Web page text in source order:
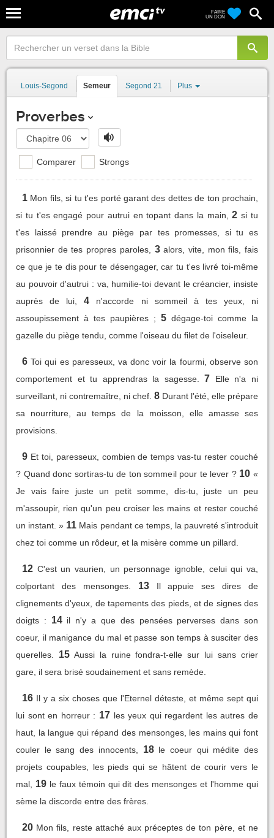
FAIRE
UN DON
Louis-Segond Semeur Segond 21 Plus
Proverbes
Comparer Strongs
1 Mon fils, si tu t'es porté garant des dettes de ton prochain,
si tu t'es engagé pour autrui en topant dans la main,
2 si tu
t'es laissé prendre au piège par tes promesses, si tu es
prisonnier de tes propres paroles,
3 alors, vite, mon fils, fais
ce que je te dis pour te désengager, car tu t'es livré toi-même
au pouvoir d'autrui : va, humilie-toi devant le créancier, insiste
auprès de lui,
4
n'accorde ni sommeil à tes yeux, ni
assoupissement à tes paupières ; 5 dégage-toi comme la
gazelle du piège tendu, comme l'oiseau du filet de l'oiseleur.
6 Toi qui es paresseux, va donc voir la fourmi, observe son
comportement et tu apprendras la sagesse.
7
Elle n'a ni
surveillant, ni contremaître, ni chef. 8 Durant l'été, elle prépare
sa nourriture, au temps de la moisson, elle amasse ses
provisions.
9 Et toi, paresseux, combien de temps vas-tu rester couché
? Quand donc sortiras-tu de ton sommeil pour te lever ? 10 «
Je vais faire juste un petit somme, dis-tu, juste un peu
m'assoupir, rien qu'un peu croiser les mains et rester couché
un instant. » 11 Mais pendant ce temps, la pauvreté s'introduit
chez toi comme un rôdeur, et la misère comme un pillard.
12 C'est un vaurien, un personnage ignoble, celui qui va,
colportant des mensonges.
13
Il appuie ses dires de
clignements d'yeux, de tapements des pieds, et de signes des
doigts :
14 il n'y a que des pensées perverses dans son
coeur, il manigance du mal et passe son temps à susciter des
querelles.
15 Aussi la ruine fondra-t-elle sur lui sans crier
gare, il sera brisé soudainement et sans remède.
16 Il y a six choses que l'Eternel déteste, et même sept qui
lui sont en horreur : 17 les yeux qui regardent les autres de
haut, la langue qui répand des mensonges, les mains qui font
couler le sang des innocents,
18 le coeur qui médite des
projets coupables, les pieds qui se hâtent de courir vers le
mal,
19 le faux témoin qui dit des mensonges et l'homme qui
sème la discorde entre des frères.
20 Mon fils, reste attaché aux préceptes de ton père, et ne